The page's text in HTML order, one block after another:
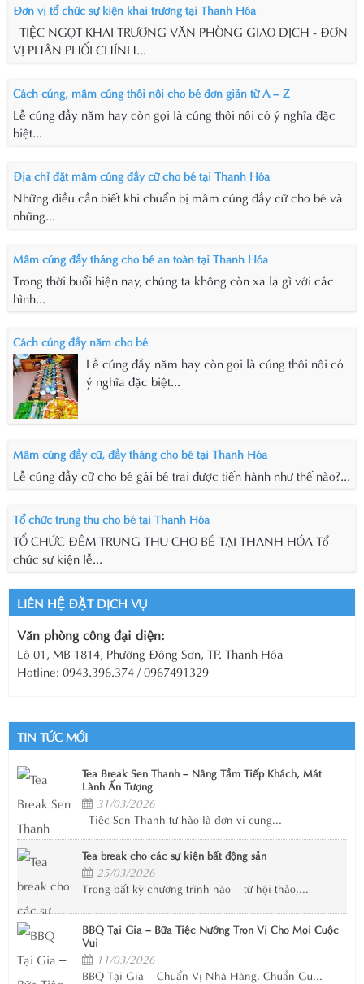
Đơn vị tổ chức sự kiện khai trương tại Thanh Hóa
TIỆC NGỌT KHAI TRƯƠNG VĂN PHÒNG GIAO DỊCH - ĐƠN
VỊ PHÂN PHỐI CHÍNH...
Cách cúng, mâm cúng thôi nôi cho bé đơn giản từ A – Z
Lễ cúng đầy năm hay còn gọi là cúng thôi nôi có ý nghĩa đặc
biệt...
Địa chỉ đặt mâm cúng đầy cữ cho bé tại Thanh Hóa
Những điều cần biết khi chuẩn bị mâm cúng đầy cữ cho bé và
những...
Mâm cúng đầy tháng cho bé an toàn tại Thanh Hóa
Trong thời buổi hiện nay, chúng ta không còn xa lạ gì với các
hình...
Cách cúng đầy năm cho bé
Lễ cúng đầy năm hay còn gọi là cúng thôi nôi có
ý nghĩa đặc biệt...
Mâm cúng đầy cữ, đầy tháng cho bé tại Thanh Hóa
Lễ cúng đầy cữ cho bé gái bé trai được tiến hành như thế nào?...
Tổ chức trung thu cho bé tại Thanh Hóa
TỔ CHỨC ĐÊM TRUNG THU CHO BÉ TẠI THANH HÓA Tổ
chức sự kiện lễ...
LIÊN HỆ ĐẶT DỊCH VỤ
Văn phòng công đại diện:
Lô 01, MB 1814, Phường Đông Sơn, TP. Thanh Hóa
Hotline: 0943.396.374 / 0967491329
TIN TỨC MỚI
Tea Break Sen Thanh – Nâng Tầm Tiếp Khách, Mát
Lành Ấn Tượng
31/03/2026
Tiệc Sen Thanh tự hào là đơn vị cung...
Tea break cho các sự kiện bất động sản
25/03/2026
Trong bất kỳ chương trình nào – từ hội thảo,...
BBQ Tại Gia – Bữa Tiệc Nướng Trọn Vị Cho Mọi Cuộc
Vui
11/03/2026
BBQ Tại Gia – Chuẩn Vị Nhà Hàng, Chuẩn Gu...